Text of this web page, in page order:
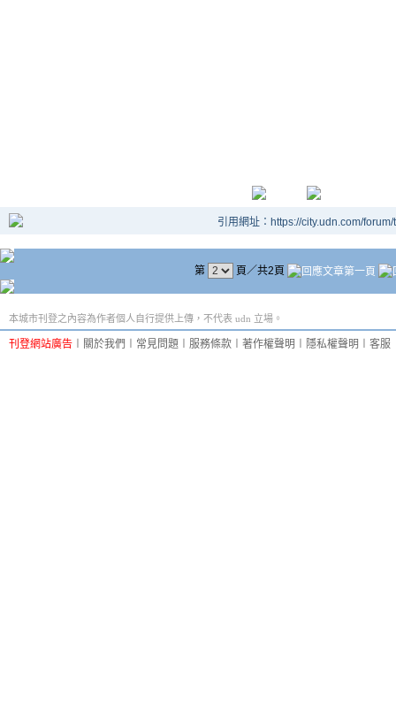
引用網址：https://city.udn.com/
第 頁／共2頁
本城市刊登之內容為作者個人自行提供上傳，不代表 udn 立場。
刊登網站廣告 關於我們 常見問題 服務條款 著作權聲明 隱私權聲明 客服